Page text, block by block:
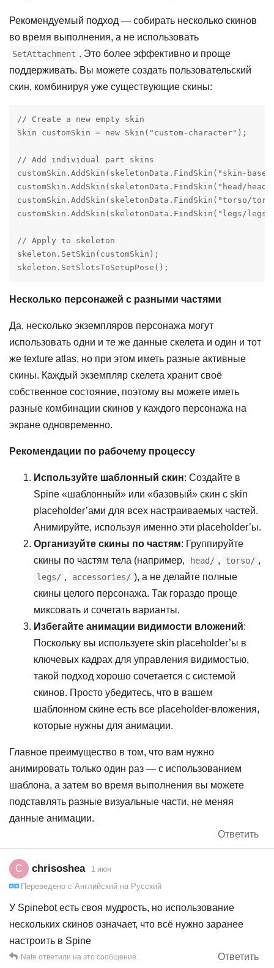
Рекомендуемый подход — собирать несколько скинов
во время выполнения, а не использовать
SetAttachment . Это более эффективно и проще
поддерживать. Вы можете создать пользовательский
скин, комбинируя уже существующие скины:
// Create a new empty skin
Skin customSkin = new Skin("custom-character");
// Add individual part skins
customSkin.AddSkin(skeletonData.FindSkin("skin-
customSkin.AddSkin(skeletonData.FindSkin("head/
customSkin.AddSkin(skeletonData.FindSkin("torso/
customSkin.AddSkin(skeletonData.FindSkin("legs/
// Apply to skeleton
skeleton.SetSkin(customSkin);
skeleton.SetSlotsToSetupPose();
Несколько персонажей с разными частями
Да, несколько экземпляров персонажа могут
использовать одни и те же данные скелета и один и тот
же texture atlas, но при этом иметь разные активные
скины. Каждый экземпляр скелета хранит своё
собственное состояние, поэтому вы можете иметь
разные комбинации скинов у каждого персонажа на
экране одновременно.
Рекомендации по рабочему процессу
Используйте шаблонный скин: Создайте в
Spine «шаблонный» или «базовый» скин с skin
placeholder’ами для всех настраиваемых частей.
Анимируйте, используя именно эти placeholder’ы.
Организуйте скины по частям: Группируйте
скины по частям тела (например,
head/ , torso/ ,
legs/ , accessories/ ), а не делайте полные
скины целого персонажа. Так гораздо проще
миксовать и сочетать варианты.
Избегайте анимации видимости вложений:
Поскольку вы используете skin placeholder’ы в
ключевых кадрах для управления видимостью,
такой подход хорошо сочетается с системой
скинов. Просто убедитесь, что в вашем
шаблонном скине есть все placeholder-вложения,
которые нужны для анимации.
Главное преимущество в том, что вам нужно
анимировать только один раз — с использованием
шаблона, а затем во время выполнения вы можете
подставлять разные визуальные части, не меняя
данные анимации.
Ответить
C chrisoshea 1 июн
Переведено с Английский на Русский
У Spinebot есть своя мудрость, но использование
нескольких скинов означает, что всё нужно заранее
настроить в Spine
Ответить
Nate ответили на это сообщение.